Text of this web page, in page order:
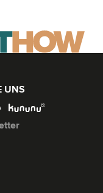
UNS